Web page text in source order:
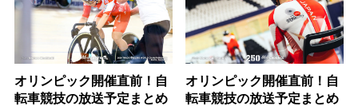
オリンピック開催直前！自
転車競技の放送予定まとめ
オリンピック開催直前！自
転車競技の放送予定まとめ